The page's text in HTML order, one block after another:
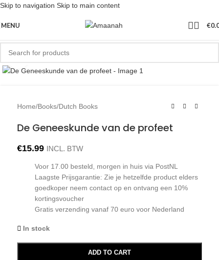
Skip to navigation Skip to main content
MENU €
Click to enlarge
Home/Books/Dutch Books
De Geneeskunde van de profeet
€15.99 INCL. BTW
Voor 17.00 besteld, morgen in huis via PostNL
Laagste Prijsgarantie: Zie je hetzelfde product elders
goedkoper neem contact op en ontvang een 10%
kortingsvoucher
Gratis verzending vanaf 70 euro voor Nederland
In stock
ADD TO CART